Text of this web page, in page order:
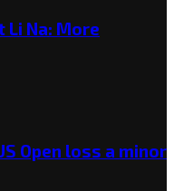
Li Na: More
Open loss a minor